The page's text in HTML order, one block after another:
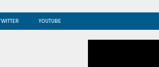
YOUTUBE